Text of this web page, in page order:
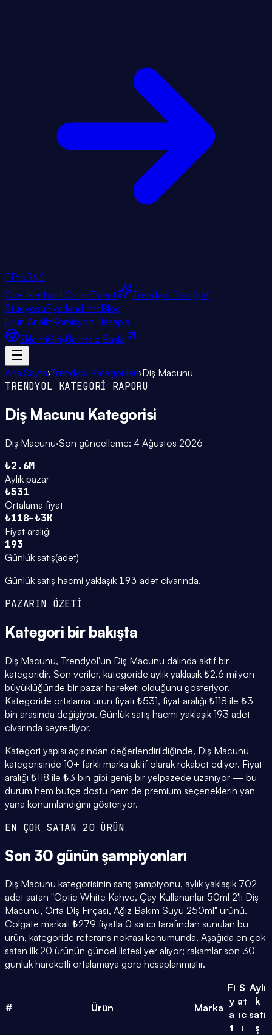
TPro360
ÖzelliklerNasıl ÇalışırEklenti
Trendyol Fotoğraf
StüdyosuFiyatlandırmaBlog
Ürün AnalizKomisyon Hesapla
EklentiGirişÜcretsiz Başla
Ana Sayfa›Trendyol Kategorileri›Diş Macunu
TRENDYOL KATEGORİ RAPORU
Diş Macunu Kategorisi
Diş Macunu·Son güncelleme: 4 Ağustos 2026
₺2.6M
Aylık pazar
₺531
Ortalama fiyat
₺118–₺3K
Fiyat aralığı
193
Günlük satış(adet)
Günlük satış hacmi yaklaşık 193 adet civarında.
PAZARIN ÖZETİ
Kategori bir bakışta
Diş Macunu, Trendyol'un Diş Macunu dalında aktif bir
kategoridir. Son veriler, kategoride aylık yaklaşık ₺2.6 milyon
büyüklüğünde bir pazar hareketi olduğunu gösteriyor.
Kategoride ortalama ürün fiyatı ₺531, fiyat aralığı ₺118 ile ₺3
bin arasında değişiyor. Günlük satış hacmi yaklaşık 193 adet
civarında seyrediyor.
Kategori yapısı açısından değerlendirildiğinde, Diş Macunu
kategorisinde 10+ farklı marka aktif olarak rekabet ediyor. Fiyat
aralığı ₺118 ile ₺3 bin gibi geniş bir yelpazede uzanıyor — bu
durum hem bütçe dostu hem de premium seçeneklerin yan
yana konumlandığını gösteriyor.
EN ÇOK SATAN 20 ÜRÜN
Son 30 günün şampiyonları
Diş Macunu kategorisinin satış şampiyonu, aylık yaklaşık 702
adet satan "Optic White Kahve, Çay Kullananlar 50ml 2'li Diş
Macunu, Orta Diş Fırçası, Ağız Bakım Suyu 250ml" ürünü.
Colgate markalı ₺279 fiyatla 0 satıcı tarafından sunulan bu
ürün, kategoride referans noktası konumunda. Aşağıda en çok
satan ilk 20 ürünün güncel listesi yer alıyor; rakamlar son 30
günlük hareketli ortalamaya göre hesaplanmıştır.
# Ürün Marka
Fi
y
a
t
S
at
ıc
ı
Aylı
k
satı
ş